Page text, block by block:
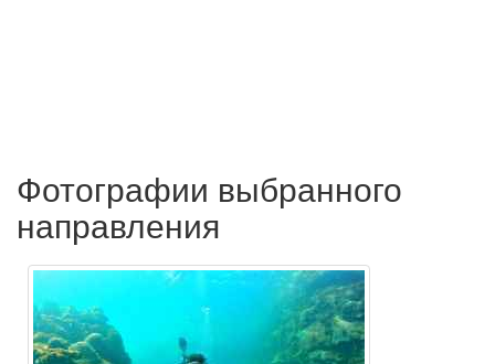
Фотографии выбранного
направления